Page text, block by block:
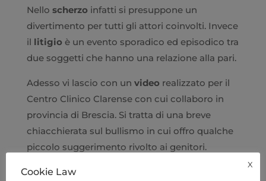
Nello scherzo infatti si presuppone un
divertimento per tutti gli attori coinvolti. Invece
il litigio è un evento sporadico ed episodico tra
due soggetti che hanno una relazione alla pari.
Adesso vi lascio con un video realizzato per il
Centro Clinico Clarense con cui collaboro in
provincia di Brescia. Si tratta di una breve
chiacchierata sul bullismo in cui offro qualche
piccolo suggerimento rivolto ai genitori.
Cookie Law
X